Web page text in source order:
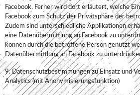
Facebook. Ferner wird dort erläutert, welche
Facebook zum Schutz der Privatsphäre der
Zudem sind unterschiedliche Applikationen
eine Datenübermittlung an Facebook zu
können durch die betroffene Person genutzt
Datenübermittlung an Facebook zu
9. Datenschutzbestimmungen zu Einsatz und
Analytics (mit Anonymisierungsfunktion)